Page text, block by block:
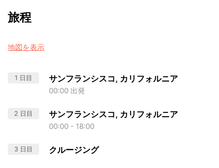
旅程
地図を表示
1 日目 サンフランシスコ, カリフォルニア
00:00 出発
2 日目 サンフランシスコ, カリフォルニア
00:00 - 18:00
3 日目 クルージング